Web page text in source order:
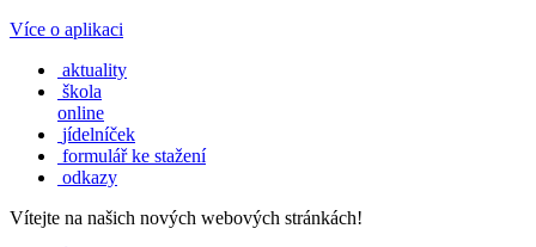
Více o aplikaci
aktuality
škola
online
jídelníček
formulář ke stažení
odkazy
Vítejte na našich nových webových stránkách!